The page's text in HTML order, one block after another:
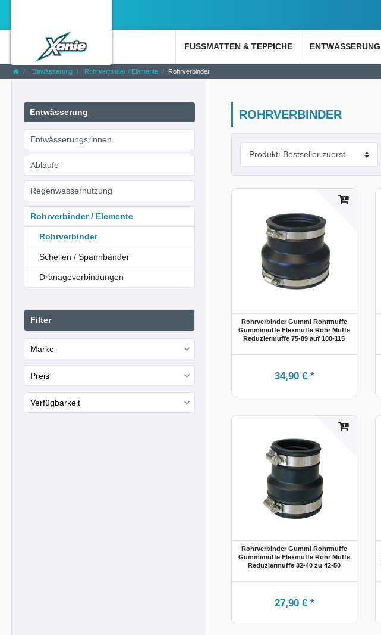
FUSSMATTEN & TEPPICHE ENTWÄSSERUNG
Entwässerung Rohrverbinder / Elemente Rohrverbinder
Entwässerung
Entwässerungsrinnen
Abläufe
Regenwassernutzung
Rohrverbinder / Elemente
Rohrverbinder
Schellen / Spannbänder
Dränageverbindungen
Filter
Marke
RUG-Self
Preis
€ ― €
Verfügbarkeit
ROHRVERBINDER
Rohrverbinder Gummi Rohrmuffe
Gummimuffe Flexmuffe Rohr Muffe
Reduziermuffe 75-89 auf 100-115
34,90 € *
Rohrverbinder Gummi Rohrmuffe
Gummimuffe Flexmuffe Rohr Muffe
Reduziermuffe 32-40 zu 42-50
27,90 € *